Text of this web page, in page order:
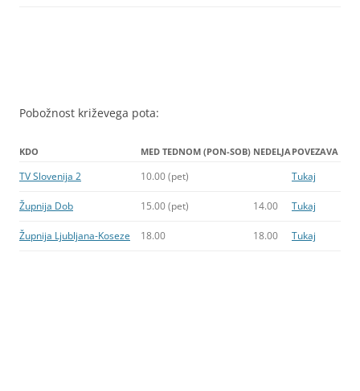
Pobožnost križevega pota:
KDO MED TEDNOM (PON-SOB) NEDELJAPOVEZAVA
TV Slovenija 2 10.00 (pet) Tukaj
Župnija Dob 15.00 (pet) 14.00 Tukaj
Župnija Ljubljana-Koseze 18.00 18.00 Tukaj